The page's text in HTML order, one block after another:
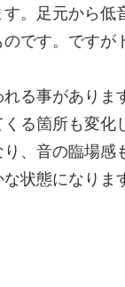
。足元から低
です。です
る事があり
る箇所も変化
、音の臨場感
状態になり